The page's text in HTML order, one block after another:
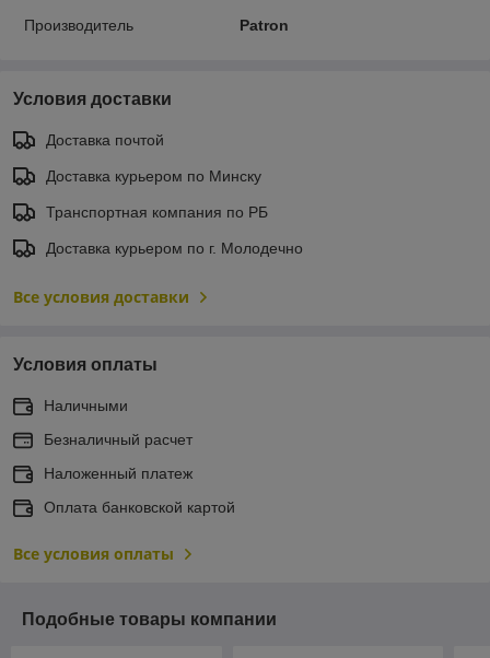
Производитель Patron
Условия доставки
Доставка почтой
Доставка курьером по Минску
Транспортная компания по РБ
Доставка курьером по г. Молодечно
Все условия доставки
Условия оплаты
Наличными
Безналичный расчет
Наложенный платеж
Оплата банковской картой
Все условия оплаты
Подобные товары компании